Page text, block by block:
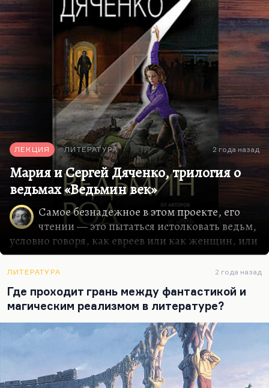
ЛЕКЦИЯ ЛИТЕРАТУРА 2 года назад
Мария и Сергей Дяченко, трилогия о
ведьмах «Ведьмин век»
Самое безнадежное в этом проекте, его
чтении — это пытаться истолковать ведьм,
условно говоря, как евреев или как женщин, или
как оппозиционеров, то есть попытаться
объяснить саму коллизию. Дьяченки мыслят,
простите что я их так называю — Дьяченки, на
несколько малороссийский лад, но в кругу
фантастов их всегда так называют. Марина и
Сергей действительно ставят себе задачу более
глубокую, более символическую. Они описывают
процесс, при котором в обществе есть… условно
говоря, они описывают химеру по Гумилеву. …
при котором в обществе есть определённые
ЛИТЕРАТУРА 2 года назад
Где проходит грань между фантастикой и
магическим реализмом в литературе?